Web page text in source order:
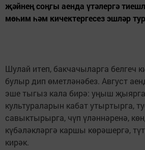
җәйнең соңгы аенда үтәлергә
мөһим һәм кичектергесез эшләр
Шулай итеп, бакчачыларга белгеч
булыр дип өметләнәбез. Август
эше тыгыз кала бирә: уңыш
культураларын кабат утыртырга,
савыктырырга, чүп үләннәренә,
күбәләкләргә каршы көрәшергә,
кирәк.